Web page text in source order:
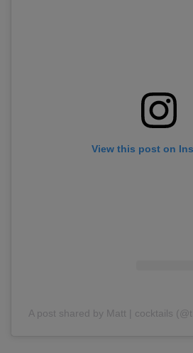
View this post on
A post shared by Matt | cocktails